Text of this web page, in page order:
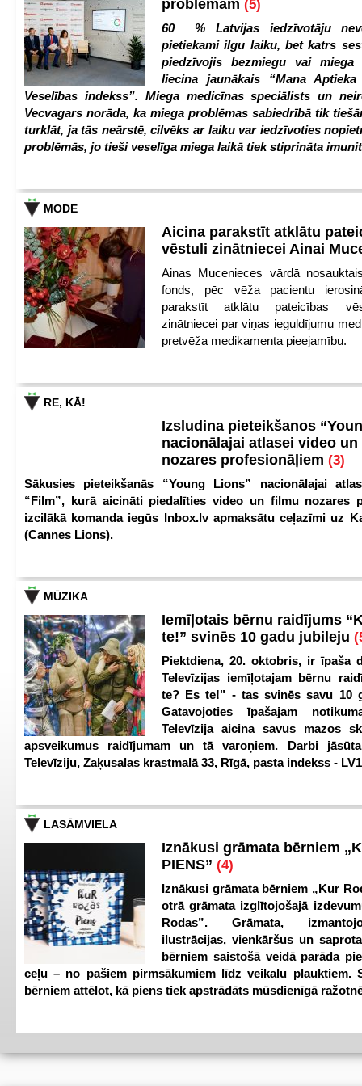
problēmām (5)
60 % Latvijas iedzīvotāju
pietiekami ilgu laiku, bet katrs
piedzīvojis bezmiegu vai miega
liecina jaunākais “Mana
Veselības indekss”. Miega medicīnas speciālists un
Vecvagars norāda, ka miega problēmas sabiedrībā tik
turklāt, ja tās neārstē, cilvēks ar laiku var iedzīvoties
problēmās, jo tieši veselīga miega laikā tiek stiprināta
MODE
Aicina parakstīt atklātu
vēstuli zinātniecei Ainai
Ainas Mucenieces vārdā
fonds, pēc vēža pacientu
parakstīt atklātu pateicības
zinātniecei par viņas ieguldījumu
pretvēža medikamenta pieejamību.
RE, KĀ!
Izsludina pieteikšanos
nacionālajai atlasei video
nozares profesionāļiem (3)
Sākusies pieteikšanās “Young Lions” nacionālajai
“Film”, kurā aicināti piedalīties video un filmu nozares
izcilākā komanda iegūs Inbox.lv apmaksātu ceļazīmi uz
(Cannes Lions).
MŪZIKA
Iemīļotais bērnu raidījums
te!” svinēs 10 gadu jubileju
Piektdiena, 20. oktobris, ir īpaša
Televīzijas iemīļotajam bērnu
te? Es te!" - tas svinēs savu 10
Gatavojoties īpašajam
Televīzija aicina savus mazos
apsveikumus raidījumam un tā varoņiem. Darbi
Televīziju, Zaķusalas krastmalā 33, Rīgā, pasta indekss -
LASĀMVIELA
Iznākusi grāmata bērniem
PIENS” (4)
Iznākusi grāmata bērniem „Kur
otrā grāmata izglītojošajā
Rodas”. Grāmata,
ilustrācijas, vienkāršus un
bērniem saistošā veidā parāda
ceļu – no pašiem pirmsākumiem līdz veikalu plauktiem.
bērniem attēlot, kā piens tiek apstrādāts mūsdienīgā